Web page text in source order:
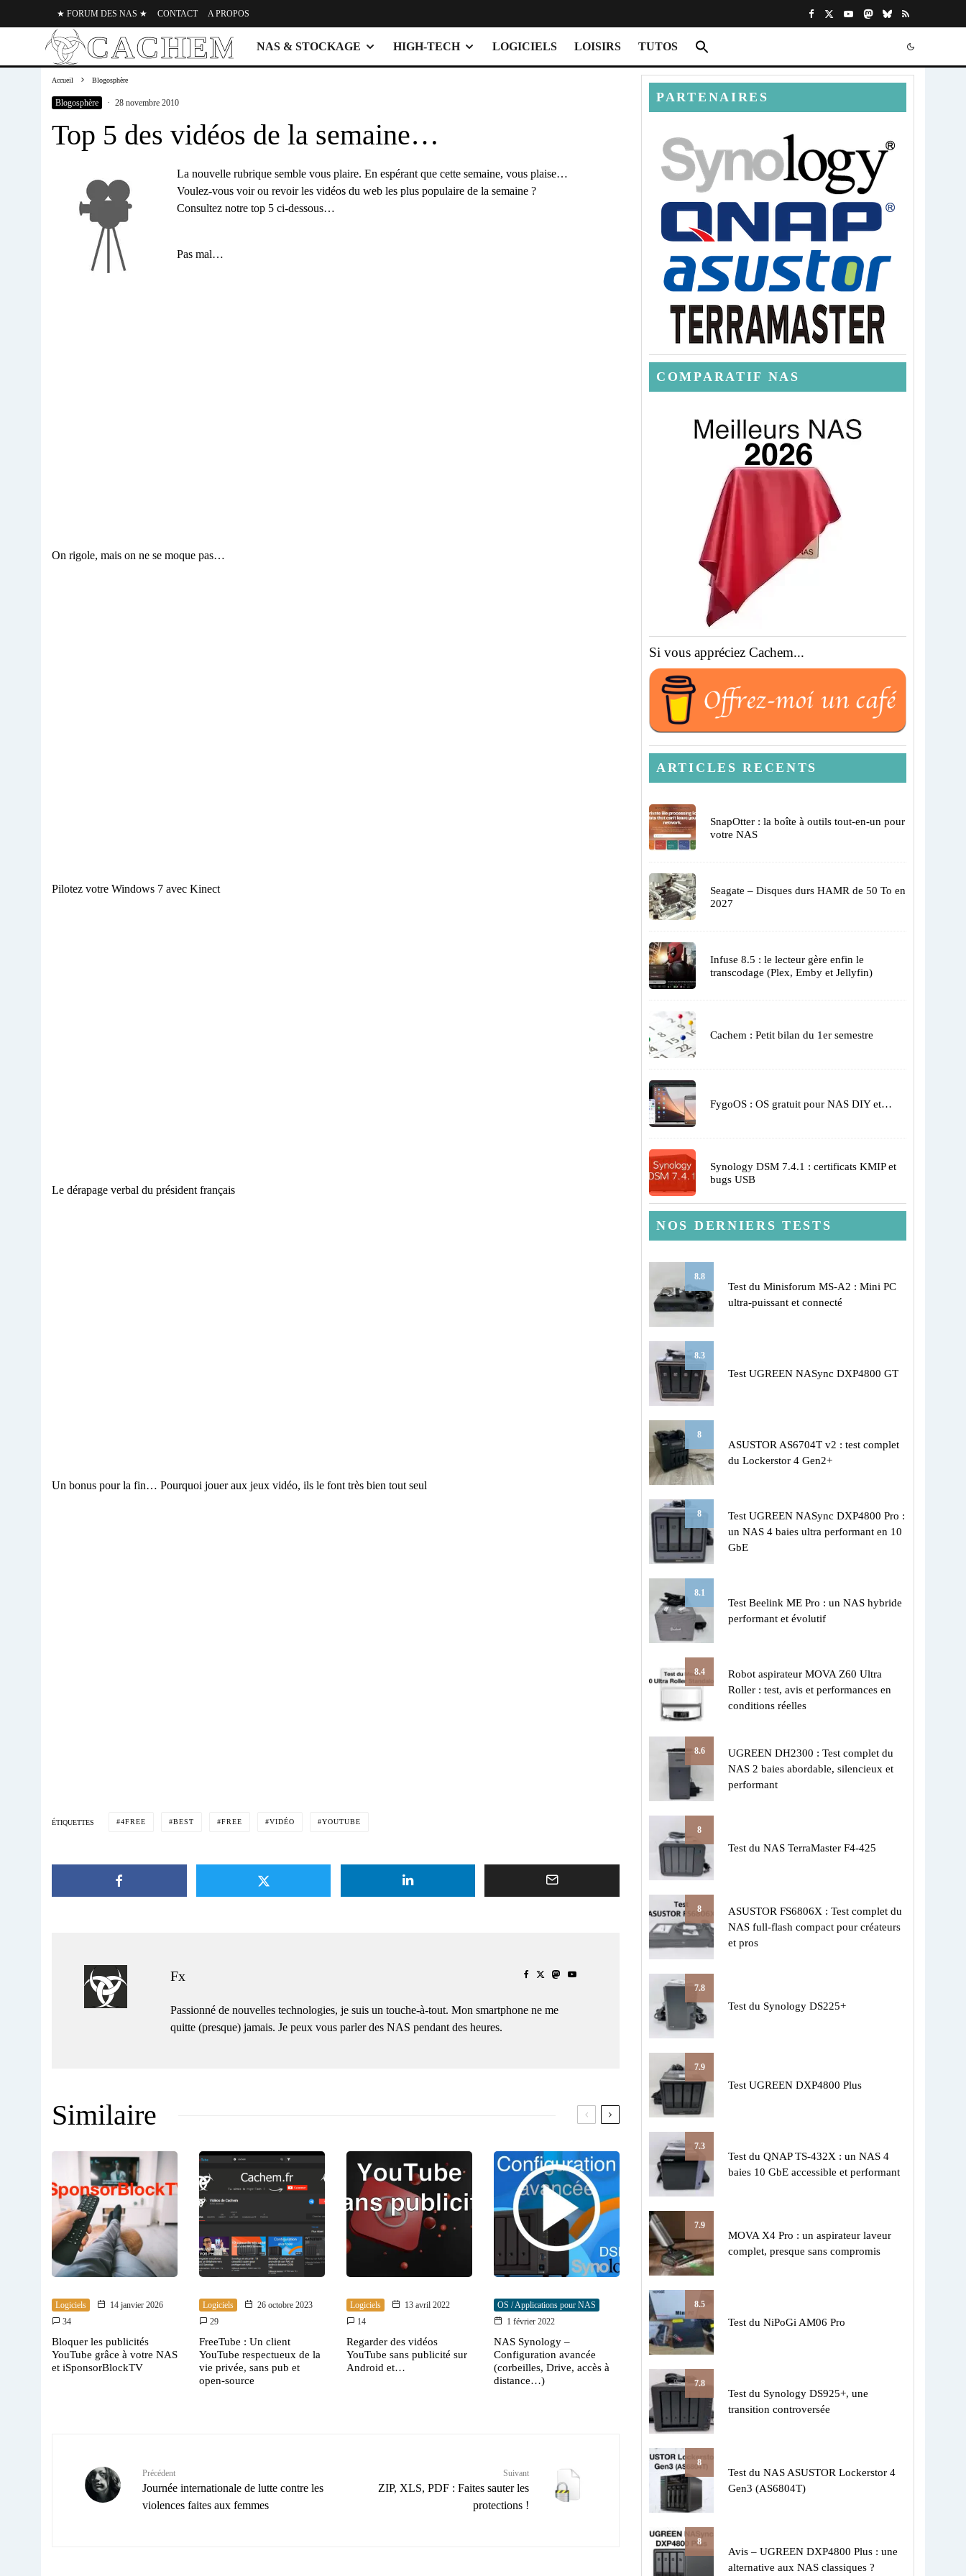
★ FORUM DES NAS ★ CONTACT A PROPOS
NAS & STOCKAGE HIGH-TECH LOGICIELS LOISIRS TUTOS
Accueil Blogosphère
Blogosphère · 28 novembre 2010
Top 5 des vidéos de la semaine…
La nouvelle rubrique semble vous plaire. En espérant que cette semaine, vous plaise…
Voulez-vous voir ou revoir les vidéos du web les plus populaire de la semaine ?
Consultez notre top 5 ci-dessous…
Pas mal…
On rigole, mais on ne se moque pas…
Pilotez votre Windows 7 avec Kinect
Le dérapage verbal du président français
Un bonus pour la fin… Pourquoi jouer aux jeux vidéo, ils le font très bien tout seul
ÉTIQUETTES 4FREE BEST FREE VIDÉO YOUTUBE
Fx
Passionné de nouvelles technologies, je suis un touche-à-tout. Mon smartphone ne me
quitte (presque) jamais. Je peux vous parler des NAS pendant des heures.
Similaire
Logiciels
14 janvier 2026
34
Bloquer les publicités
YouTube grâce à votre NAS
et iSponsorBlockTV
Logiciels
26 octobre 2023
29
FreeTube : Un client
YouTube respectueux de la
vie privée, sans pub et
open-source
Logiciels
13 avril 2022
14
Regarder des vidéos
YouTube sans publicité sur
Android et…
OS / Applications pour NAS
1 février 2022
NAS Synology –
Configuration avancée
(corbeilles, Drive, accès à
distance…)
Précédent
Journée internationale de lutte contre les
violences faites aux femmes
Suivant
ZIP, XLS, PDF : Faites sauter les
protections !
PARTENAIRES
COMPARATIF NAS
Si vous appréciez Cachem...
ARTICLES RECENTS
SnapOtter : la boîte à outils tout-en-un pour
votre NAS
Seagate – Disques durs HAMR de 50 To en
2027
Infuse 8.5 : le lecteur gère enfin le
transcodage (Plex, Emby et Jellyfin)
Cachem : Petit bilan du 1er semestre
FygoOS : OS gratuit pour NAS DIY et…
Synology DSM 7.4.1 : certificats KMIP et
bugs USB
NOS DERNIERS TESTS
8.8
Test du Minisforum MS-A2 : Mini PC
ultra-puissant et connecté
8.3
Test UGREEN NASync DXP4800 GT
8
ASUSTOR AS6704T v2 : test complet
du Lockerstor 4 Gen2+
8
Test UGREEN NASync DXP4800 Pro :
un NAS 4 baies ultra performant en 10
GbE
8.1
Test Beelink ME Pro : un NAS hybride
performant et évolutif
8.4
Robot aspirateur MOVA Z60 Ultra
Roller : test, avis et performances en
conditions réelles
8.6
UGREEN DH2300 : Test complet du
NAS 2 baies abordable, silencieux et
performant
8
Test du NAS TerraMaster F4-425
8
ASUSTOR FS6806X : Test complet du
NAS full-flash compact pour créateurs
et pros
7.8
Test du Synology DS225+
7.9
Test UGREEN DXP4800 Plus
7.3
Test du QNAP TS-432X : un NAS 4
baies 10 GbE accessible et performant
7.9
MOVA X4 Pro : un aspirateur laveur
complet, presque sans compromis
8.5
Test du NiPoGi AM06 Pro
7.8
Test du Synology DS925+, une
transition controversée
8
Test du NAS ASUSTOR Lockerstor 4
Gen3 (AS6804T)
8
Avis – UGREEN DXP4800 Plus : une
alternative aux NAS classiques ?